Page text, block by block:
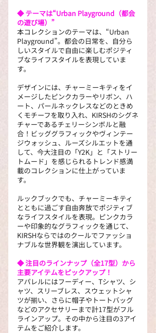
◆ テーマは“Urban Playground（都会
の遊び場）”
本コレクションのテーマは、“Urban
Playground”。都会の日常を、自分ら
しいスタイルで自由に楽しむポジティ
ブなライフスタイルを表現していま
す。
デザインには、チャーミーキティをイ
メージしたピンクカラーやリボン、ハ
ート、パールネックレスなどのときめ
くモチーフを取り入れ、KIRSHのシグネ
チャーであるチェリーシンボルと融
合！ビッググラフィックやヴィンテー
ジウォッシュ、ルーズシルエットを通
して、今大注目の「Y2K」と「ストリー
トムード」を感じられるトレンド感満
載のコレクションに仕上がっていま
す。
ルックブックでも、チャーミーキティ
とともに過ごす自由奔放でポジティブ
なライフスタイルを表現。ピンクカラ
ーや印象的なグラフィックを通じて、
KIRSHならではのクールでファッショ
ナブルな世界観を演出しています。
◆ 注目のラインナップ（全17型）から
主要アイテムをピックアップ！
アパレルにはフーディー、Tシャツ、シ
ャツ、スリーブレス、スウェットシャ
ツが揃い、さらに帽子やトートバッグ
などのアクセサリーまで計17型がフル
ラインアップ。その中から注目の3アイ
テムをご紹介します。